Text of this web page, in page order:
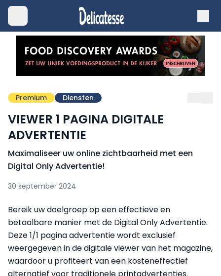
Premium Diensten
VIEWER 1 PAGINA DIGITALE
ADVERTENTIE
Maximaliseer uw online zichtbaarheid met een
Digital Only Advertentie!
30 september 2024
Bereik uw doelgroep op een effectieve en
betaalbare manier met de Digital Only Advertentie.
Deze 1/1 pagina advertentie wordt exclusief
weergegeven in de digitale viewer van het magazine,
waardoor u profiteert van een kosteneffectief